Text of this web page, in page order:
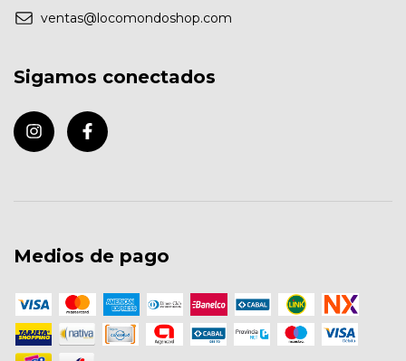
ventas@locomondoshop.com
Sigamos conectados
Medios de pago